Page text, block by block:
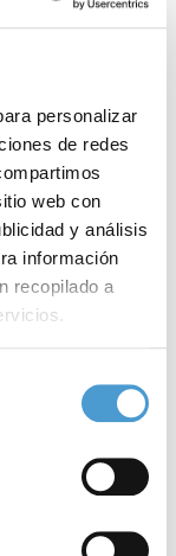
personalizar
de redes
web con
y análisis
información
recopilado a